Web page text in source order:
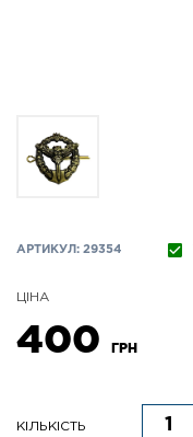
АРТИКУЛ: 29354
ЦІНА
400 ГРН
КІЛЬКІСТЬ